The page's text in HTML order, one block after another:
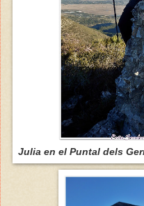
Julia en el Puntal dels